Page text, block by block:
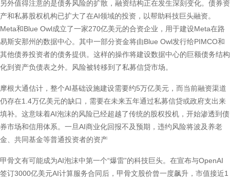
另外值得注意的是债务风险的扩散，融资结构正在发生深刻变化。债券资
产和私募股权机构已扩大了在AI领域的投资，以帮助科技巨头融资。
Meta和Blue Owl成立了一家270亿美元的合资企业，用于建设Meta在路
易斯安那州的数据中心。其中一部分资金将由Blue Owl发行给PIMCO和
其他债券投资者的债务提供。这样的操作将建设数据中心的巨额债务结构
化到资产负债表之外。风险被转移到了私募信贷市场。
摩根大通估计，整个AI基础设施建设需要约5万亿美元，而当前融资渠道
仍存在1.4万亿美元的缺口，需要在未来五年通过私募信贷或政府支出来
填补。这意味着AI泡沫的风险已经超越了传统的股权投机，开始渗透到债
券市场和信用体系。一旦AI商业化回报不及预期，违约风险将波及养老
金、共同基金等普通投资者的资产
甲骨文有可能成为AI泡沫中第一个“爆雷”的科技巨头。在宣布与OpenAI
签订3000亿美元AI计算服务合同后，甲骨文股价曾一度飙升，市值接近1